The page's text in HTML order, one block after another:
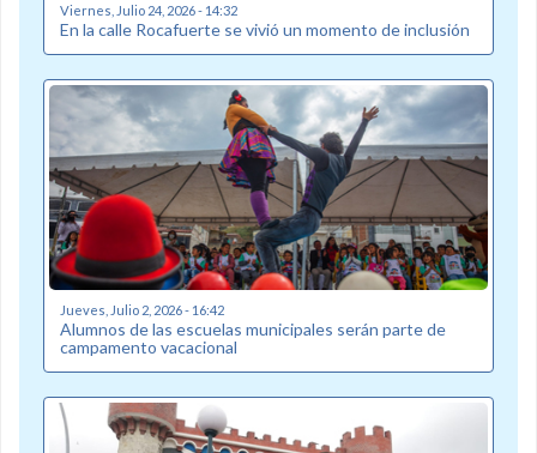
Viernes, Julio 24, 2026 - 14:32
En la calle Rocafuerte se vivió un momento de inclusión
Jueves, Julio 2, 2026 - 16:42
Alumnos de las escuelas municipales serán parte de
campamento vacacional